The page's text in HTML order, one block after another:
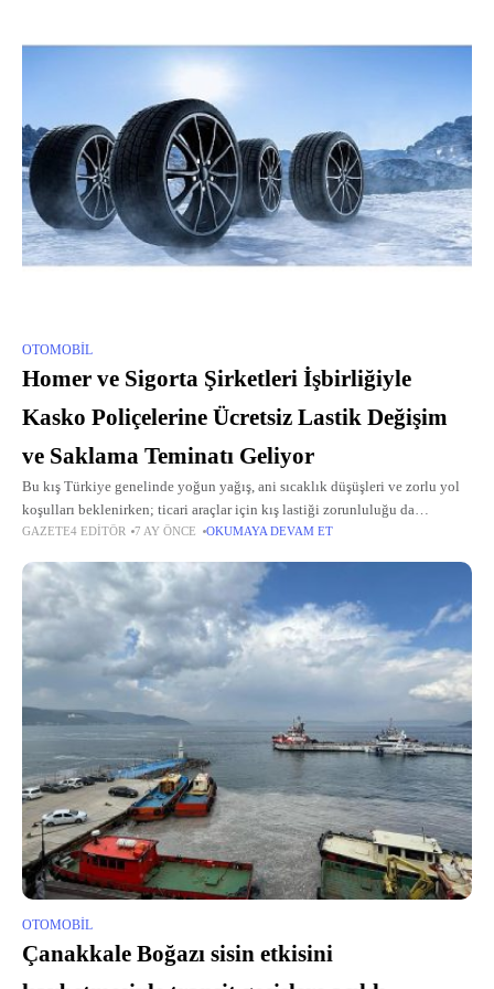
OTOMOBIL
Homer ve Sigorta Şirketleri İşbirliğiyle
Kasko Poliçelerine Ücretsiz Lastik Değişim
ve Saklama Teminatı Geliyor
Bu kış Türkiye genelinde yoğun yağış, ani sıcaklık düşüşleri ve zorlu yol
koşulları beklenirken; ticari araçlar için kış lastiği zorunluluğu da
yürürlüğe girdi.
GAZETE4 EDITÖR 7 AY ÖNCE OKUMAYA DEVAM ET
OTOMOBIL
Çanakkale Boğazı sisin etkisini